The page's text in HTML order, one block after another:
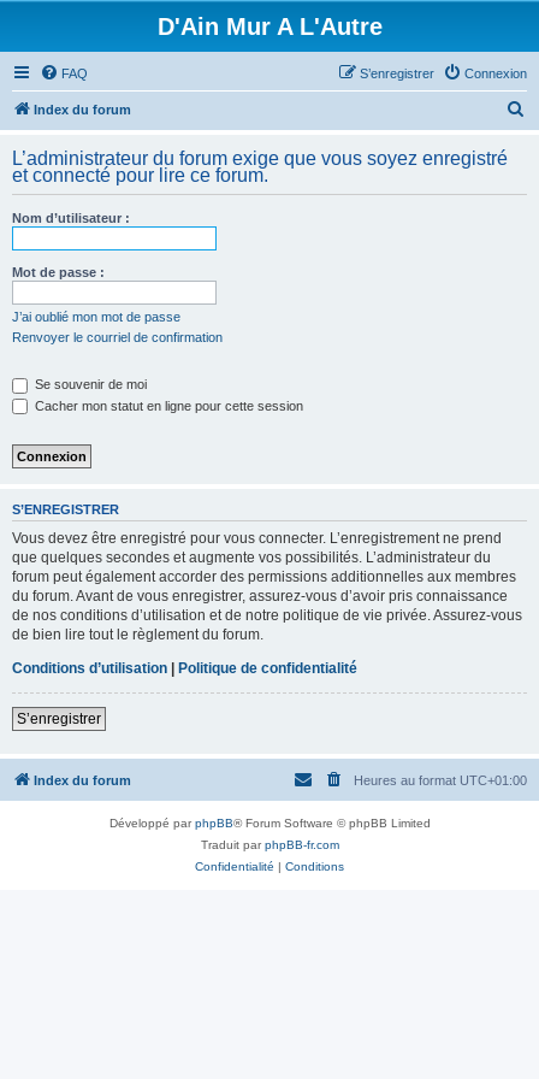
D'Ain Mur A L'Autre
FAQ Connexion
S’enregistrer
Index du forum
h
L’administrateur du forum exige que vous soyez enregistré
et connecté pour lire ce forum.
Nom d’utilisateur :
Mot de passe :
J’ai oublié mon mot de passe
Renvoyer le courriel de confirmation
Se souvenir de moi
Cacher mon statut en ligne pour cette session
S’ENREGISTRER
Vous devez être enregistré pour vous connecter. L’enregistrement ne prend
que quelques secondes et augmente vos possibilités. L’administrateur du
forum peut également accorder des permissions additionnelles aux membres
du forum. Avant de vous enregistrer, assurez-vous d’avoir pris connaissance
de nos conditions d’utilisation et de notre politique de vie privée. Assurez-vous
de bien lire tout le règlement du forum.
Conditions d’utilisation | Politique de confidentialité
S’enregistrer
Index du forum Heures au format UTC+01:00
Développé parphpBB® Forum Software © phpBB Limited
Traduit parphpBB-fr.com
Confidentialité | Conditions